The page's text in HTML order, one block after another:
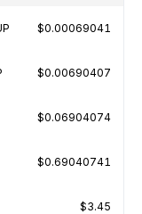
$0.00069041
$0.00690407
$0.06904074
$0.69040741
$3.45